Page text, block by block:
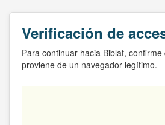
Verificación de
Para continuar hacia Biblat, confirme
proviene de un navegador legítimo.